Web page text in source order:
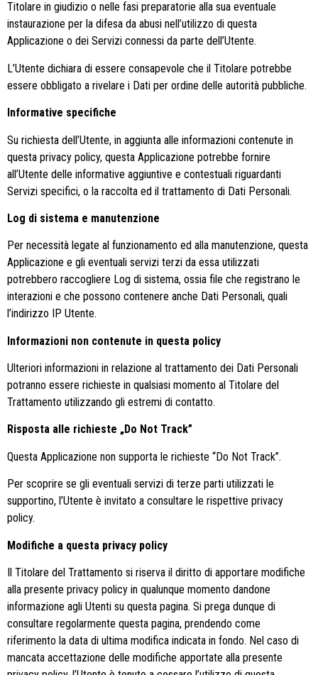
Titolare in giudizio o nelle fasi preparatorie alla sua eventuale
instaurazione per la difesa da abusi nell’utilizzo di questa
Applicazione o dei Servizi connessi da parte dell’Utente.
L’Utente dichiara di essere consapevole che il Titolare potrebbe
essere obbligato a rivelare i Dati per ordine delle autorità pubbliche.
Informative specifiche
Su richiesta dell’Utente, in aggiunta alle informazioni contenute in
questa privacy policy, questa Applicazione potrebbe fornire
all’Utente delle informative aggiuntive e contestuali riguardanti
Servizi specifici, o la raccolta ed il trattamento di Dati Personali.
Log di sistema e manutenzione
Per necessità legate al funzionamento ed alla manutenzione, questa
Applicazione e gli eventuali servizi terzi da essa utilizzati
potrebbero raccogliere Log di sistema, ossia file che registrano le
interazioni e che possono contenere anche Dati Personali, quali
l’indirizzo IP Utente.
Informazioni non contenute in questa policy
Ulteriori informazioni in relazione al trattamento dei Dati Personali
potranno essere richieste in qualsiasi momento al Titolare del
Trattamento utilizzando gli estremi di contatto.
Risposta alle richieste „Do Not Track”
Questa Applicazione non supporta le richieste “Do Not Track”.
Per scoprire se gli eventuali servizi di terze parti utilizzati le
supportino, l’Utente è invitato a consultare le rispettive privacy
policy.
Modifiche a questa privacy policy
Il Titolare del Trattamento si riserva il diritto di apportare modifiche
alla presente privacy policy in qualunque momento dandone
informazione agli Utenti su questa pagina. Si prega dunque di
consultare regolarmente questa pagina, prendendo come
riferimento la data di ultima modifica indicata in fondo. Nel caso di
mancata accettazione delle modifiche apportate alla presente